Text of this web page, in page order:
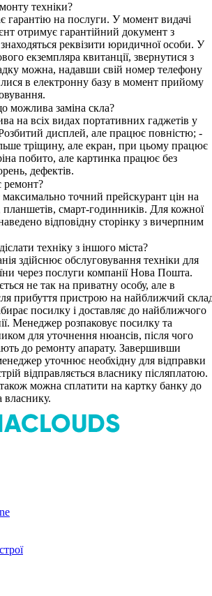
техніки?
гарантію на послуги. У момент видачі
отримує гарантійний документ з
реквізити юридичної особи. У
екземпляра квитанції, звернутися з
можна, надавши свій номер телефону
в електронну базу в момент прийому
можлива заміна скла?
на всіх видах портативних гаджетів у
дисплей, але працює повністю; -
тріщину, але екран, при цьому працює
побито, але картинка працює без
дефектів.
ремонт?
максимально точний прейскурант цін на
планшетів, смарт-годинників. Для кожної
відповідну сторінку з вичерпним
техніку з іншого міста?
здійснює обслуговування техніки для
через послуги компанії Нова Пошта.
не так на приватну особу, але в
прибуття пристрою на найближчий
посилку і доставляє до найближчого
Менеджер розпаковує посилку та
для уточнення нюансів, після чого
до ремонту апарату. Завершивши
уточнює необхідну для відправки
відправляється власнику післяплатою.
можна сплатити на картку банку до
власнику.